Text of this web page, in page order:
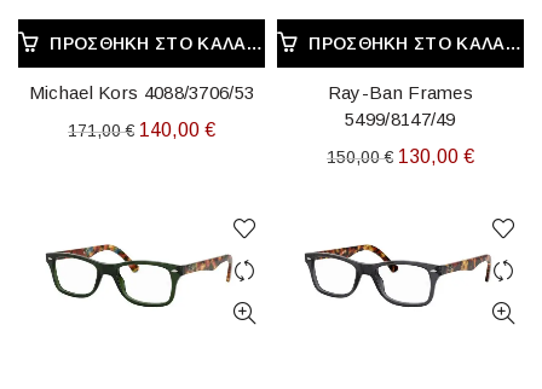
ΠΡΟΣΘΉΚΗ ΣΤΟ ΚΑΛΆΘΙ
Michael Kors 4088/3706/53
171,00€ Original
140,00 €Η
είναι:
140,00 €.
ΠΡΟΣΘΉΚΗ ΣΤΟ ΚΑΛΆΘΙ
Ray-Ban Frames
5499/8147/49
150,00€ Original
130,00 €Η
τιμή
είναι:
130,00